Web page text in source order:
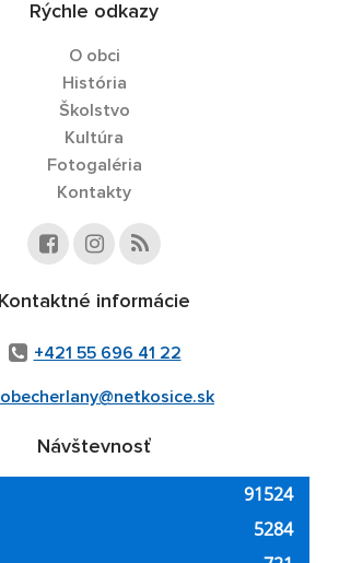
Rýchle odkazy
O obci
História
Školstvo
Kultúra
Fotogaléria
Kontakty
Kontaktné informácie
+421 55 696 41 22
obecherlany@netkosice.sk
Návštevnosť